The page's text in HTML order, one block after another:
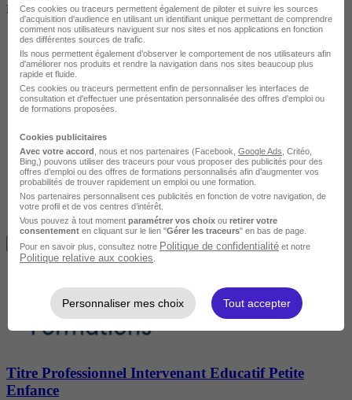
Finançable CPF
Avis du centre
Je m'informe gratuitement
Titre Professionnel Intervenant Educatif Petite
Enfance
Ces cookies ou traceurs permettent également de piloter et suivre les sources
d'acquisition d'audience en utilisant un identifiant unique permettant de comprendre
comment nos utilisateurs naviguent sur nos sites et nos applications en fonction
des différentes sources de trafic.
Ils nous permettent également d’observer le comportement de nos utilisateurs afin
d'améliorer nos produits et rendre la navigation dans nos sites beaucoup plus
rapide et fluide.
Ces cookies ou traceurs permettent enfin de personnaliser les interfaces de
consultation et d'effectuer une présentation personnalisée des offres d'emploi ou
de formations proposées.
Cookies publicitaires
Avec votre accord , nous et nos partenaires (Facebook, Google Ads , Critéo,
Bing,) pouvons utiliser des traceurs pour vous proposer des publicités pour des
offres d’emploi ou des offres de formations personnalisés afin d’augmenter vos
probabilités de trouver rapidement un emploi ou une formation.
Nos partenaires personnalisent ces publicités en fonction de votre navigation, de
votre profil et de vos centres d’intérêt.
Vous pouvez à tout moment paramétrer vos choix ou retirer votre
consentement en cliquant sur le lien "Gérer les traceurs" en bas de page.
Pour en savoir plus, consultez notre Politique de confidentialité et notre
Politique relative aux cookies
Personnaliser mes choix Tout accepter